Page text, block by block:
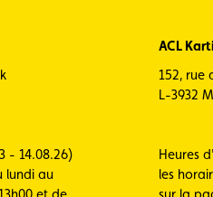
- 14.08.26)
lundi au
ACL
152, rue
L-3932
Heures
les